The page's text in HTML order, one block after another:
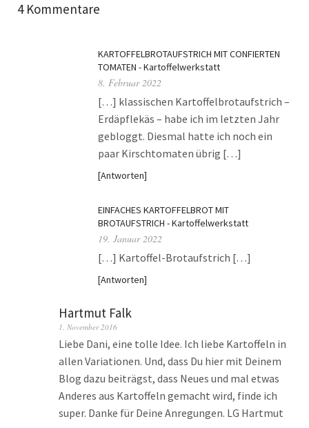
4 Kommentare
KARTOFFELBROTAUFSTRICH MIT CONFIERTEN
TOMATEN - Kartoffelwerkstatt
8. Februar 2022
[…] klassischen Kartoffelbrotaufstrich –
Erdäpflekäs – habe ich im letzten Jahr
gebloggt. Diesmal hatte ich noch ein
paar Kirschtomaten übrig […]
Antworten
EINFACHES KARTOFFELBROT MIT
BROTAUFSTRICH - Kartoffelwerkstatt
19. Januar 2022
[…] Kartoffel-Brotaufstrich […]
Antworten
Hartmut Falk
1. November 2016
Liebe Dani, eine tolle Idee. Ich liebe Kartoffeln in
allen Variationen. Und, dass Du hier mit Deinem
Blog dazu beiträgst, dass Neues und mal etwas
Anderes aus Kartoffeln gemacht wird, finde ich
super. Danke für Deine Anregungen. LG Hartmut